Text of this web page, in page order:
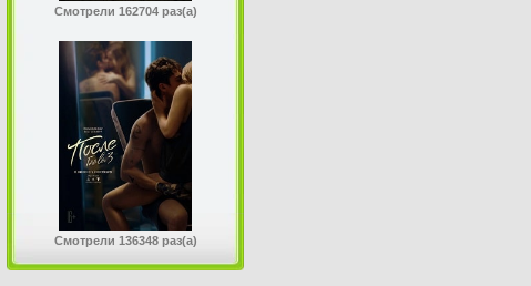
Смотрели 162704 раз(а)
Смотрели 136348 раз(а)